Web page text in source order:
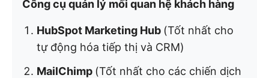
Công cụ quản lý mối quan hệ khách hàng
HubSpot Marketing Hub (Tốt nhất cho
tự động hóa tiếp thị và CRM)
MailChimp (Tốt nhất cho các chiến dịch